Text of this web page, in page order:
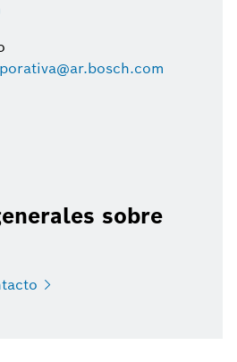
sobre